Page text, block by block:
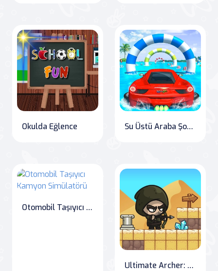
Okulda Eğlence Su Üstü Araba Şovları Araba Yarış Oyunu
Otomobil Taşıyıcı Kamyon Simülatörü
Ultimate Archer: Mazerunner